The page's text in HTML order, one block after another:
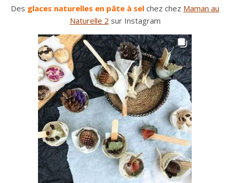
Des glaces naturelles en pâte à sel chez chez Maman au
Naturelle 2 sur Instagram